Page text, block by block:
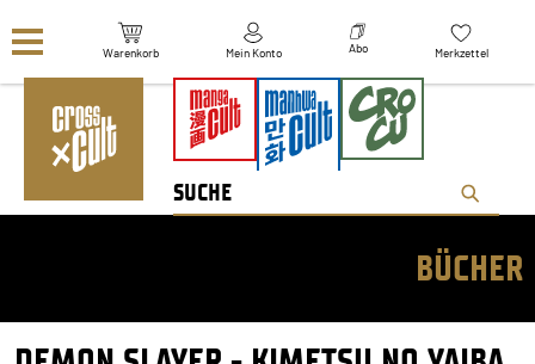
Warenkorb Mein Konto Abo Merkzettel
BÜCHER